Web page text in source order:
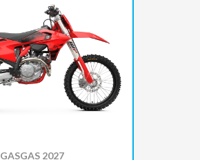
GASGAS 2027